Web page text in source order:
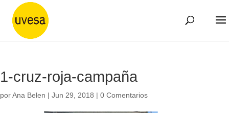
1-cruz-roja-campaña
porAna Belen | Jun 29, 2018 | 0 Comentarios